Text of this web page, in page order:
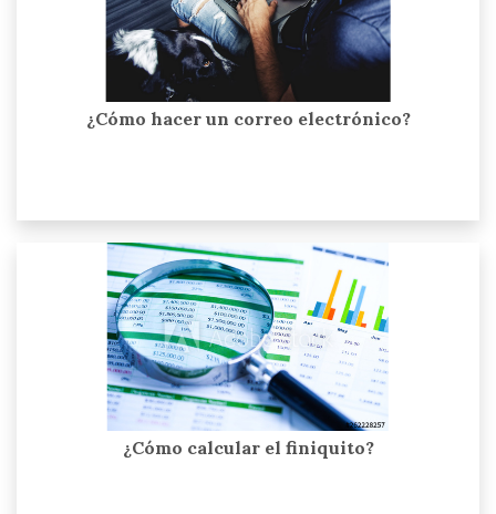
¿Cómo hacer un correo electrónico?
¿Cómo calcular el finiquito?